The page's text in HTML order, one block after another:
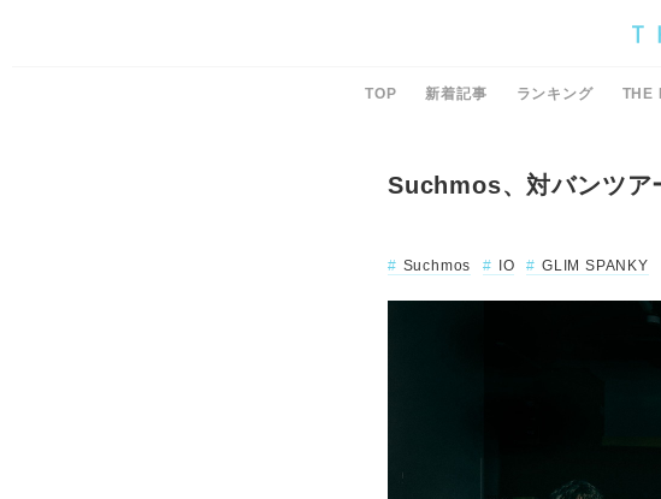
TOP 新着記事 ランキング THE
Suchmos、対バンツア
Suchmos
IO GLIM SPANKY